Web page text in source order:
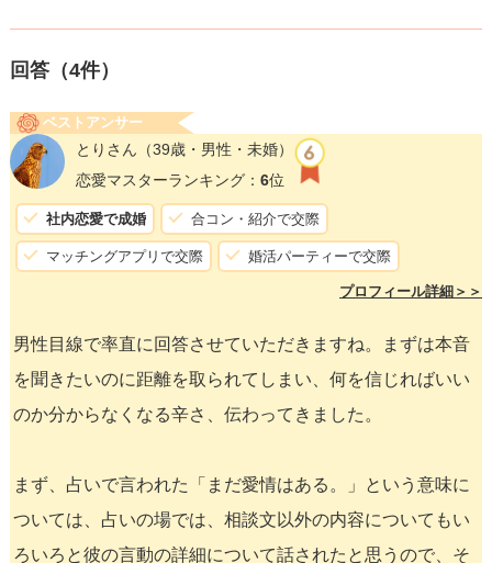
回答（4件）
ベストアンサー
とりさん （39歳・男性・未婚）
恋愛マスターランキング： 6位
社内恋愛で成婚 合コン・紹介で交際
マッチングアプリで交際 婚活パーティーで交際
プロフィール詳細＞＞
男性目線で率直に回答させていただきますね。まずは本音
を聞きたいのに距離を取られてしまい、何を信じればいい
のか分からなくなる辛さ、伝わってきました。
まず、占いで言われた「まだ愛情はある。」という意味に
ついては、占いの場では、相談文以外の内容についてもい
ろいろと彼の言動の詳細について話されたと思うので、そ